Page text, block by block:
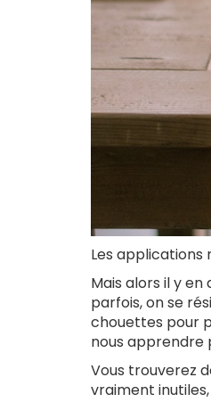
Les applications
Mais alors il y
parfois, on se
chouettes pour
nous apprendre
Vous trouverez
vraiment